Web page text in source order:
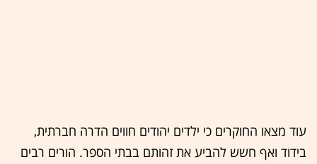
עוד מצאו החוקרים כי ילדים יהודים חווים הדרה חברתית,
בידוד ואף חשש להביע את זהותם בבתי הספר. הורים רבים